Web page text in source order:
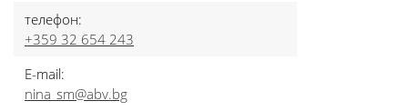
телефон:
+359 32 654 243
E-mail:
nina_sm@abv.bg